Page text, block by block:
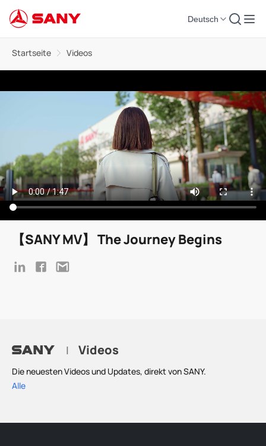
Deutsch
Startseite Videos
【SANY MV】 The Journey Begins
| Videos
Die neuesten Videos und Updates, direkt von SANY.
Alle